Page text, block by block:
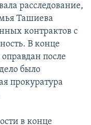
расследование,
Ташиева
контрактов с
В конце
после
было
прокуратура
в конце